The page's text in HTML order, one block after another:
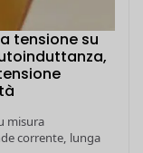
tensione su
misura
corrente, lunga